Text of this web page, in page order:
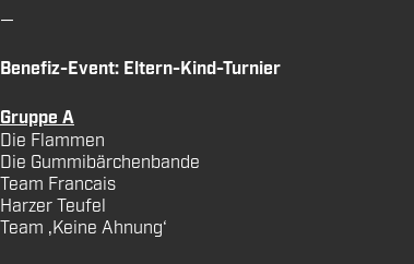
—
Benefiz-Event: Eltern-Kind-Turnier
Gruppe A
Die Flammen
Die Gummibärchenbande
Team Francais
Harzer Teufel
Team ‚Keine Ahnung‘